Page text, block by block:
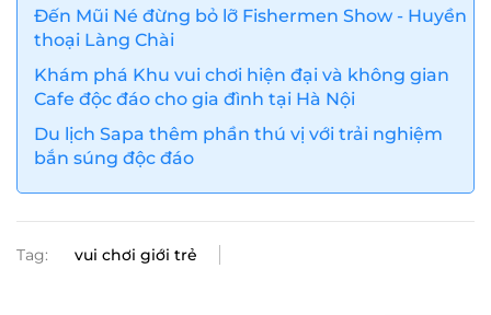
Đến Mũi Né đừng bỏ lỡ Fishermen Show - Huyền
thoại Làng Chài
Khám phá Khu vui chơi hiện đại và không gian
Cafe độc đáo cho gia đình tại Hà Nội
Du lịch Sapa thêm phần thú vị với trải nghiệm
bắn súng độc đáo
Tag: vui chơi giới trẻ